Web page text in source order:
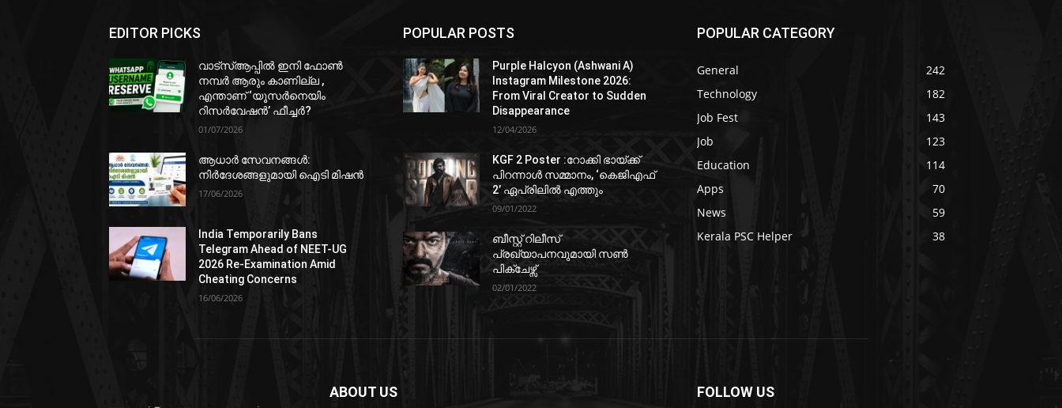
EDITOR PICKS
വാട്‌സ്ആപ്പിൽ ഇനി ഫോൺ
നമ്പർ ആരും കാണില്ല ,
എന്താണ് ‘യൂസർനെയിം
റിസർവേഷൻ’ ഫീച്ചർ?
01/07/2026
ആധാർ സേവനങ്ങൾ:
നിർദേശങ്ങളുമായി ഐടി മിഷൻ
17/06/2026
India Temporarily Bans
Telegram Ahead of NEET-UG
2026 Re-Examination Amid
Cheating Concerns
16/06/2026
POPULAR POSTS
Purple Halcyon (Ashwani A)
Instagram Milestone 2026:
From Viral Creator to Sudden
Disappearance
12/04/2026
KGF 2 Poster :റോക്കി ഭായ്ക്ക്
പിറന്നാൾ സമ്മാനം, ‘കെജിഎഫ്
2’ ഏപ്രിലിൽ എത്തും
09/01/2022
ബീസ്റ്റ് റിലീസ്
പ്രഖ്യാപനവുമായി സണ്‍
പിക്ചേഴ്സ്
02/01/2022
POPULAR CATEGORY
General
242
Technology
182
Job Fest
143
Job
123
Education
114
Apps
70
News
59
Kerala PSC Helper
38
ABOUT US FOLLOW US